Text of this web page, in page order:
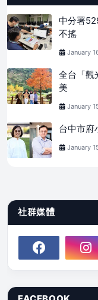
中分署
不搖
January
全台「
美
January
台中市
January
社群媒體